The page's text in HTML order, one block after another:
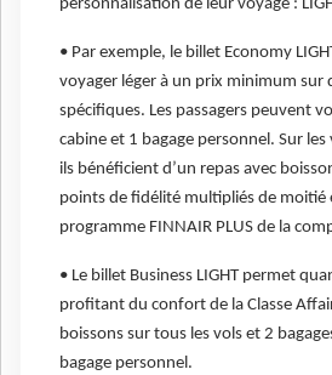
personnalisation de leur voyage :
• Par exemple, le billet Economy
voyager léger à un prix minimum sur
spécifiques. Les passagers peuvent
cabine et 1 bagage personnel. Sur
ils bénéficient d’un repas avec
points de fidélité multipliés de moitié
programme FINNAIR PLUS de la
• Le billet Business LIGHT permet
profitant du confort de la Classe
boissons sur tous les vols et 2
bagage personnel.